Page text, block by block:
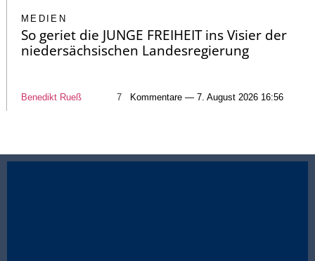
MEDIEN
So geriet die JUNGE FREIHEIT ins Visier der
niedersächsischen Landesregierung
Benedikt Rueß 7 Kommentare — 7. August 2026 16:56